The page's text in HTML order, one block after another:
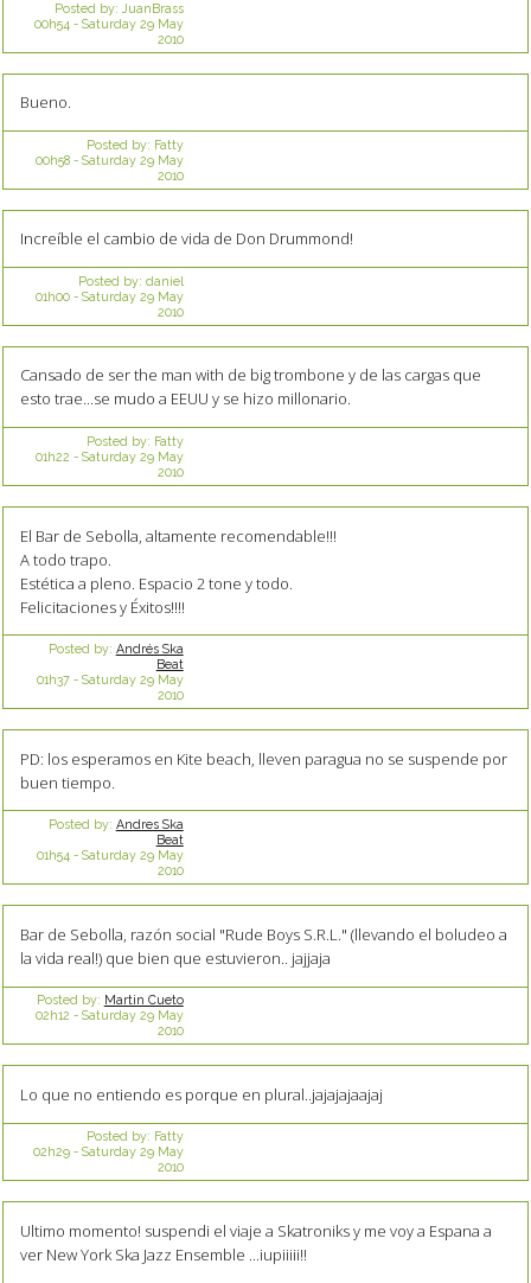
Posted by: JuanBrass
00h54 - Saturday 29 May
2010
Bueno.
Posted by: Fatty
00h58- Saturday 29 May
2010
Increíble el cambio de vida de Don Drummond!
Posted by: daniel
01h00- Saturday 29 May
2010
Cansado de ser the man with de big trombone y de las cargas que
esto trae...se mudo a EEUU y se hizo millonario.
Posted by: Fatty
01h22 - Saturday 29 May
2010
El Bar de Sebolla, altamente recomendable!!!
A todo trapo.
Estética a pleno. Espacio 2 tone y todo.
Felicitaciones y Éxitos!!!!
Posted by: Andrés Ska
Beat
01h37- Saturday 29 May
2010
PD: los esperamos en Kite beach, lleven paragua no se suspende por
buen tiempo.
Posted by: Andres Ska
Beat
01h54 - Saturday 29 May
2010
Bar de Sebolla, razón social "Rude Boys S.R.L." (llevando el boludeo a
la vida real!) que bien que estuvieron.. jajjaja
Posted by: Martin Cueto
02h12 - Saturday 29 May
2010
Lo que no entiendo es porque en plural..jajajajaajaj
Posted by: Fatty
02h29- Saturday 29 May
2010
Ultimo momento! suspendi el viaje a Skatroniks y me voy a Espana a
ver New York Ska Jazz Ensemble ...iupiiiii!!